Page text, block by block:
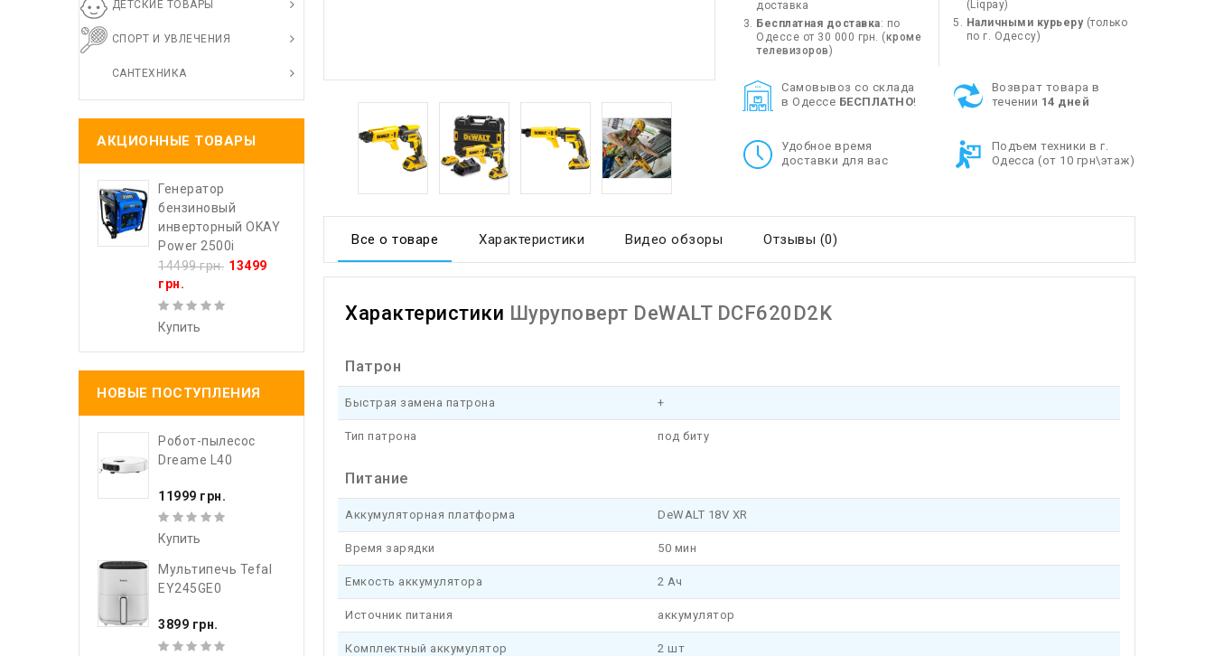
ДЕТСКИЕ ТОВАРЫ
СПОРТ И УВЛЕЧЕНИЯ
САНТЕХНИКА
АКЦИОННЫЕ ТОВАРЫ
Генератор
бензиновый
инверторный OKAY
Power 2500i
14499 грн. 13499
грн.
Купить
НОВЫЕ ПОСТУПЛЕНИЯ
Робот-пылесос
Dreame L40
11999 грн.
Купить
Мультипечь Tefal
EY245GE0
3899 грн.
доставка
Бесплатная доставка: по
Одессе от 30 000 грн. (кроме
телевизоров)
(Liqpay)
Наличными курьеру(только
по г. Одессу)
Cамовывоз со склада
в Одессе БЕСПЛАТНО!
Возврат товара в
течении 14 дней
Удобное время
доставки для вас
Подъем техники в г.
Одесса (от 10 грн\этаж)
Все о товаре Характеристики Видео обзоры Отзывы (0)
Характеристики Шуруповерт DeWALT DCF620D2K
Патрон
Быстрая замена патрона +
Тип патрона под биту
Питание
Аккумуляторная платформа DeWALT 18V XR
Время зарядки 50 мин
Емкость аккумулятора 2 Ач
Источник питания аккумулятор
Комплектный аккумулятор 2 шт